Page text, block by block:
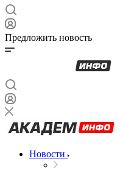
Предложить новость
Новости